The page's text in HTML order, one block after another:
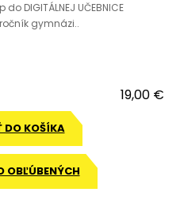
DIGITÁLNEJ UČEBNICE
gymnázi..
19,00 €
DO KOŠÍKA